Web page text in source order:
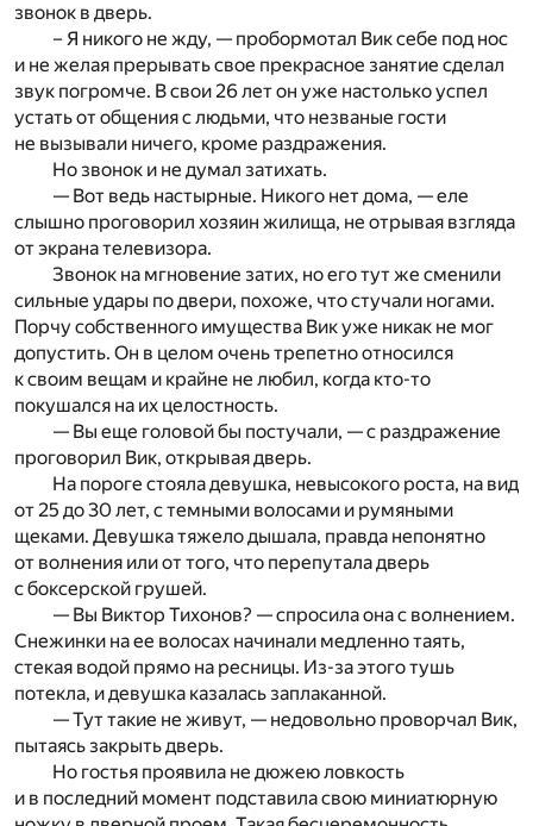
звонок в дверь.
­­­­­– Я никого не жду, — пробормотал Вик себе под нос
и не желая прерывать свое прекрасное занятие сделал
звук погромче. В свои 26 лет он уже настолько успел
устать от общения с людьми, что незваные гости
не вызывали ничего, кроме раздражения.
Но звонок и не думал затихать.
— Вот ведь настырные. Никого нет дома, — еле
слышно проговорил хозяин жилища, не отрывая взгляда
от экрана телевизора.
Звонок на мгновение затих, но его тут же сменили
сильные удары по двери, похоже, что стучали ногами.
Порчу собственного имущества Вик уже никак не мог
допустить. Он в целом очень трепетно относился
к своим вещам и крайне не любил, когда кто-то
покушался на их целостность.
— Вы еще головой бы постучали, — с раздражение
проговорил Вик, открывая дверь.
На пороге стояла девушка, невысокого роста, на вид
от 25 до 30 лет, с темными волосами и румяными
щеками. Девушка тяжело дышала, правда непонятно
от волнения или от того, что перепутала дверь
с боксерской грушей.
— Вы Виктор Тихонов? — спросила она с волнением.
Снежинки на ее волосах начинали медленно таять,
стекая водой прямо на ресницы. Из-за этого тушь
потекла, и девушка казалась заплаканной.
— Тут такие не живут, — недовольно проворчал Вик,
пытаясь закрыть дверь.
Но гостья проявила не дюжею ловкость
и в последний момент подставила свою миниатюрную